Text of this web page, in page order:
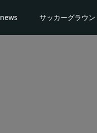
news サッカーグラウ